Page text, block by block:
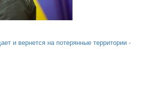
и вернется на потерянные территории -